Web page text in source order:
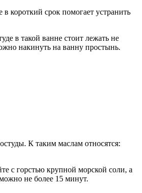
короткий срок помогает устранить
в такой ванне стоит лежать не
накинуть на ванну простынь.
К таким маслам относятся:
с горстью крупной морской соли, а
не более 15 минут.